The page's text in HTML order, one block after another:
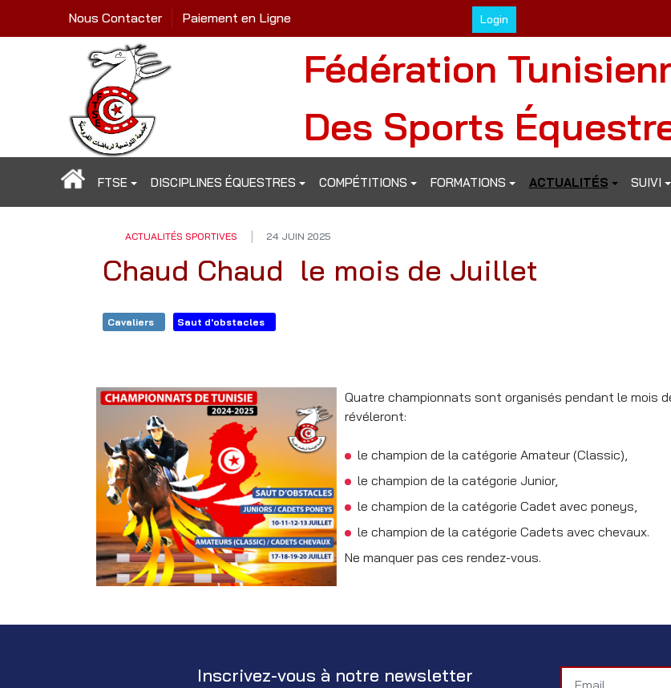
Login
Nous Contacter Paiement en Ligne
Fédération
Des Sports
FTSE DISCIPLINES ÉQUESTRES COMPÉTITIONS FORMATIONS ACTUALITÉS SUIVI
ACTUALITÉS SPORTIVES 24 JUIN 2025
Chaud Chaud le mois de Juillet
Cavaliers Saut d'obstacles
Quatre championnats sont organisés pendant le mois
révéleront:
le champion de la catégorie Amateur (Classic),
le champion de la catégorie Junior,
le champion de la catégorie Cadet avec poneys,
le champion de la catégorie Cadets avec chevaux.
Ne manquer pas ces rendez-vous.
Inscrivez-vous à notre newsletter